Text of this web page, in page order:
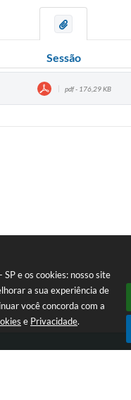
e os cookies: nosso site
a sua experiência de
você concorda com a
e Privacidade.
Sessão
pdf - 176,29 KB